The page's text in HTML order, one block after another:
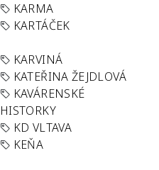
KARMA
KARTÁČEK
KARVINÁ
KATEŘINA ŽEJDLOVÁ
KAVÁRENSKÉ
HISTORKY
KD VLTAVA
KEŇA